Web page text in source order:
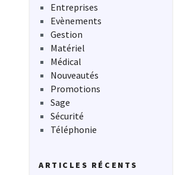
Entreprises
Evènements
Gestion
Matériel
Médical
Nouveautés
Promotions
Sage
Sécurité
Téléphonie
ARTICLES RÉCENTS